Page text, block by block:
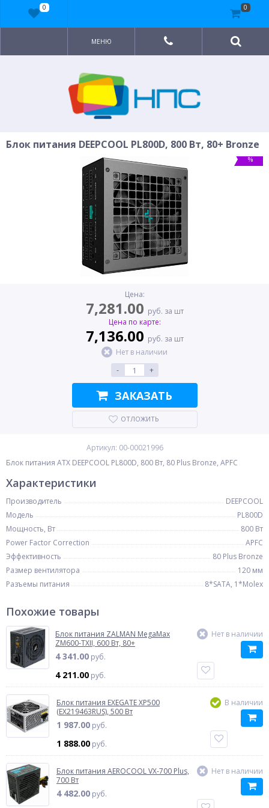
МЕНЮ
Блок питания DEEPCOOL PL800D, 800 Вт, 80+ Bronze
%
Цена:
7,281.00 руб. за шт
Цена по карте:
7,136.00 руб. за шт
Нет в наличии
-
+
ЗАКАЗАТЬ
ОТЛОЖИТЬ
Артикул: 00-00021996
Блок питания ATX DEEPCOOL PL800D, 800 Вт, 80 Plus Bronze, APFC
Характеристики
Производитель
DEEPCOOL
Модель
PL800D
Мощность, Вт
800 Вт
Power Factor Correction
APFC
Эффективность
80 Plus Bronze
Размер вентилятора
120 мм
Разъемы питания
8*SATA, 1*Molex
Похожие товары
Блок питания ZALMAN MegaMax
ZM600-TXII, 600 Вт, 80+
4 341.00 руб.
4 211.00 руб.
Нет в наличии
Блок питания EXEGATE XP500
(EX219463RUS), 500 Вт
1 987.00 руб.
1 888.00 руб.
В наличии
Блок питания AEROCOOL VX-700 Plus,
700 Вт
4 482.00 руб.
Нет в наличии
0 0